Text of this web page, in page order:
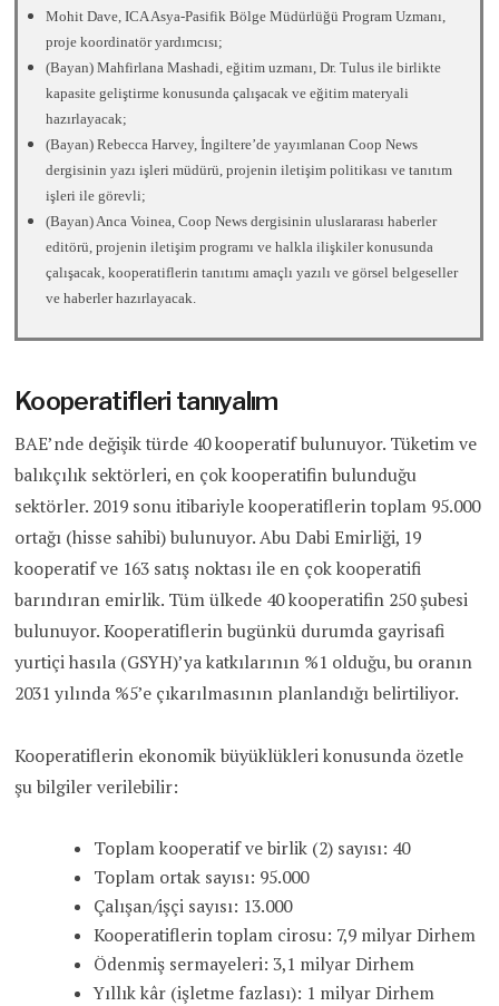
Mohit Dave, ICA Asya-Pasifik Bölge Müdürlüğü Program Uzmanı,
proje koordinatör yardımcısı;
(Bayan) Mahfirlana Mashadi, eğitim uzmanı, Dr. Tulus ile birlikte
kapasite geliştirme konusunda çalışacak ve eğitim materyali
hazırlayacak;
(Bayan) Rebecca Harvey, İngiltere’de yayımlanan Coop News
dergisinin yazı işleri müdürü, projenin iletişim politikası ve tanıtım
işleri ile görevli;
(Bayan) Anca Voinea, Coop News dergisinin uluslararası haberler
editörü, projenin iletişim programı ve halkla ilişkiler konusunda
çalışacak, kooperatiflerin tanıtımı amaçlı yazılı ve görsel belgeseller
ve haberler hazırlayacak.
Kooperatifleri tanıyalım
BAE’nde değişik türde 40 kooperatif bulunuyor. Tüketim ve
balıkçılık sektörleri, en çok kooperatifin bulunduğu
sektörler. 2019 sonu itibariyle kooperatiflerin toplam 95.000
ortağı (hisse sahibi) bulunuyor. Abu Dabi Emirliği, 19
kooperatif ve 163 satış noktası ile en çok kooperatifi
barındıran emirlik. Tüm ülkede 40 kooperatifin 250 şubesi
bulunuyor. Kooperatiflerin bugünkü durumda gayrisafi
yurtiçi hasıla (GSYH)’ya katkılarının %1 olduğu, bu oranın
2031 yılında %5’e çıkarılmasının planlandığı belirtiliyor.
Kooperatiflerin ekonomik büyüklükleri konusunda özetle
şu bilgiler verilebilir:
Toplam kooperatif ve birlik (2) sayısı: 40
Toplam ortak sayısı: 95.000
Çalışan/işçi sayısı: 13.000
Kooperatiflerin toplam cirosu: 7,9 milyar Dirhem
Ödenmiş sermayeleri: 3,1 milyar Dirhem
Yıllık kâr (işletme fazlası): 1 milyar Dirhem